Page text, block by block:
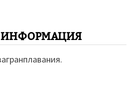
ИНФОРМАЦИЯ